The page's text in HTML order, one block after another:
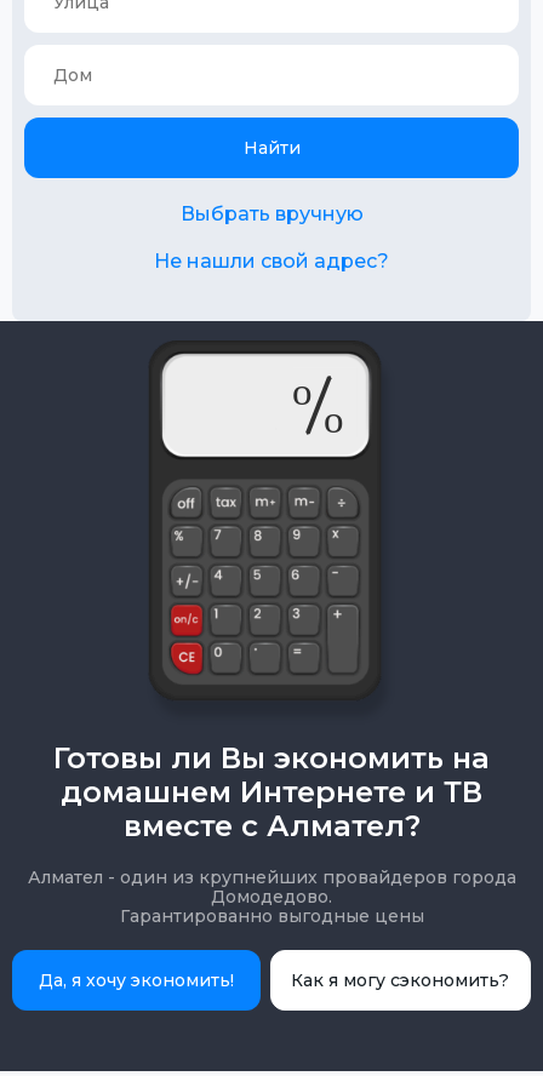
Найти
Выбрать вручную
Не нашли свой адрес?
Готовы ли Вы экономить на
домашнем Интернете и ТВ
вместе с Алмател?
Алмател - один из крупнейших провайдеров города
Домодедово.
Гарантированно выгодные цены
Да, я хочу экономить! Как я могу сэкономить?